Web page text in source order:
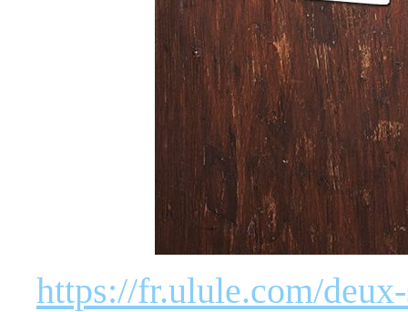
https://fr.ulule.com/